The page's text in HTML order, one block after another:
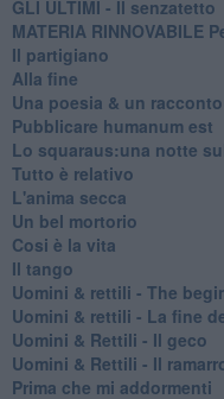
GLI ULTIMI - Il senzatetto
MATERIA RINNOVABILE
Il partigiano
Alla fine
Una poesia & un racconto
Pubblicare humanum est
Lo squaraus:una notte
Tutto è relativo
L'anima secca
Un bel mortorio
Cosi è la vita
Il tango
​Uomini & rettili - The
​Uomini & rettili - La fine
Uomini & Rettili - Il geco
Uomini & Rettili - Il
Prima che mi addormenti